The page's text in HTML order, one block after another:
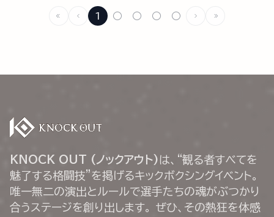
1 ○ ○ ○ ○
KNOCK OUT (ノックアウト) は、“観る者すべてを
魅了する格闘技”を掲げるキックボクシングイベント。
唯一無二の演出とルールで選手たちの魂がぶつかり
合うステージを創り出します。 ぜひ、その熱狂を体感